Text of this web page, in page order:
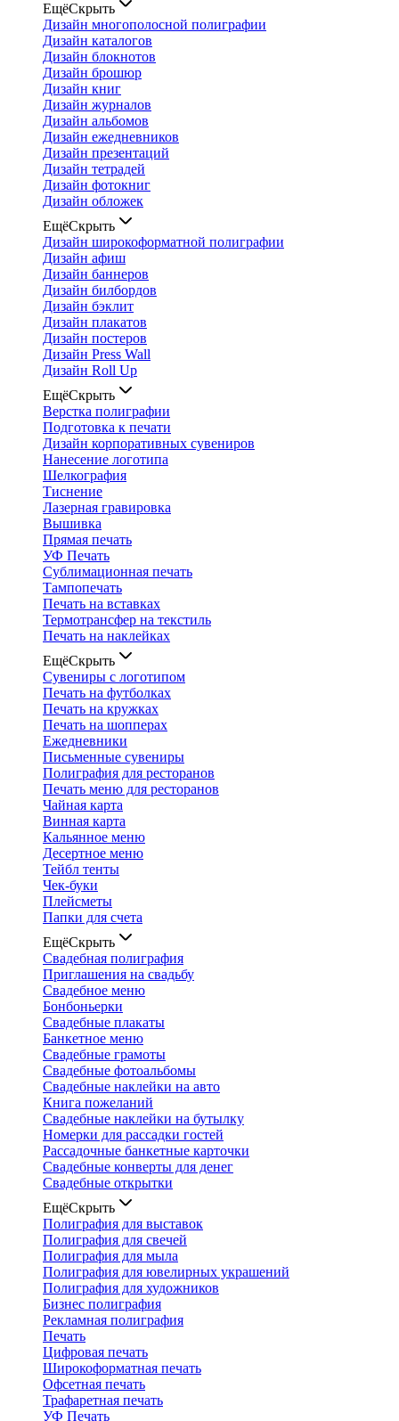
ЕщёСкрыть
Дизайн многополосной полиграфии
Дизайн каталогов
Дизайн блокнотов
Дизайн брошюр
Дизайн книг
Дизайн журналов
Дизайн альбомов
Дизайн ежедневников
Дизайн презентаций
Дизайн тетрадей
Дизайн фотокниг
Дизайн обложек
ЕщёСкрыть
Дизайн широкоформатной полиграфии
Дизайн афиш
Дизайн баннеров
Дизайн билбордов
Дизайн бэклит
Дизайн плакатов
Дизайн постеров
Дизайн Press Wall
Дизайн Roll Up
ЕщёСкрыть
Верстка полиграфии
Подготовка к печати
Дизайн корпоративных сувениров
Нанесение логотипа
Шелкография
Тиснение
Лазерная гравировка
Вышивка
Прямая печать
УФ Печать
Сублимационная печать
Тампопечать
Печать на вставках
Термотрансфер на текстиль
Печать на наклейках
ЕщёСкрыть
Сувениры с логотипом
Печать на футболках
Печать на кружках
Печать на шопперах
Ежедневники
Письменные сувениры
Полиграфия для ресторанов
Печать меню для ресторанов
Чайная карта
Винная карта
Кальянное меню
Десертное меню
Тейбл тенты
Чек-буки
Плейсметы
Папки для счета
ЕщёСкрыть
Свадебная полиграфия
Приглашения на свадьбу
Свадебное меню
Бонбоньерки
Свадебные плакаты
Банкетное меню
Свадебные грамоты
Свадебные фотоальбомы
Свадебные наклейки на авто
Книга пожеланий
Свадебные наклейки на бутылку
Номерки для рассадки гостей
Рассадочные банкетные карточки
Свадебные конверты для денег
Свадебные открытки
ЕщёСкрыть
Полиграфия для выставок
Полиграфия для свечей
Полиграфия для мыла
Полиграфия для ювелирных украшений
Полиграфия для художников
Бизнес полиграфия
Рекламная полиграфия
Печать
Цифровая печать
Широкоформатная печать
Офсетная печать
Трафаретная печать
УФ Печать